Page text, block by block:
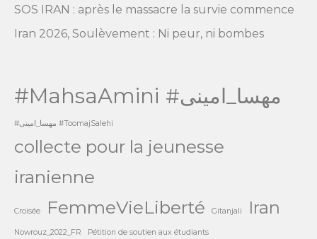
SOS IRAN : après le massacre la survie commence
Iran 2026, Soulèvement : Ni peur, ni bombes
#MahsaAmini #مهسا_امینی
#مهسا_امینی #ToomajSalehi
collecte pour la jeunesse
iranienne
Croisée FemmeVieLiberté Gitanjali Iran
Nowrouz_2022_FR Pétition de soutien aux étudiants